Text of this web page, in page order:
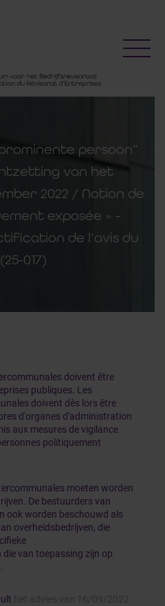
persoon”
van het
2022 / Notion de
exposée » -
de l’avis du
017)
doivent être
publiques. Les
doivent dès lors être
d'organes d'administration
aux mesures de vigilance
politiquement
moeten worden
De bestuurders van
ook worden beschouwd als
overheidsbedrijven, die
van toepassing zijn op
het advies van 16/09/2022